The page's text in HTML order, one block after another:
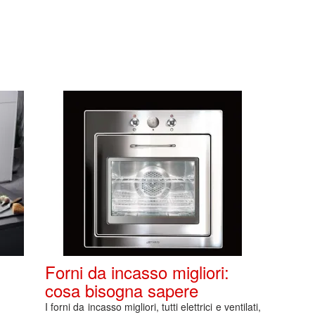
Forni da incasso migliori:
cosa bisogna sapere
I forni da incasso migliori, tutti elettrici e ventilati,